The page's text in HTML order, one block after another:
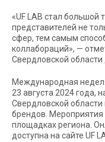
«UF LAB стал большой
представителей не
сфер, тем самым
коллабораций», —
Свердловской
Международная
23 августа 2024 года,
Свердловской
брендов. Мероприятия
площадках региона.
доступна на сайте UF